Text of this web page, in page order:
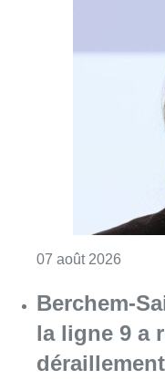
Berchem-
la ligne 9 a